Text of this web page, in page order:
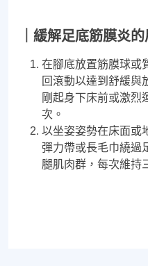
｜緩解足底筋膜炎的
在腳底放置筋膜球或
回滾動以達到舒緩與
剛起身下床前或激烈
次。
以坐姿姿勢在床面或
彈力帶或長毛巾繞過
腿肌肉群，每次維持